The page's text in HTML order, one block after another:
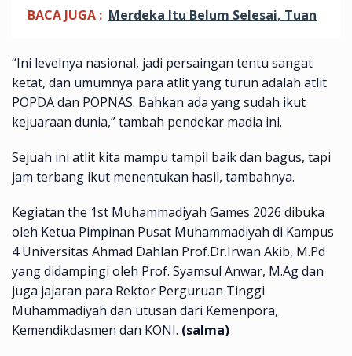
BACA JUGA : Merdeka Itu Belum Selesai, Tuan
“Ini levelnya nasional, jadi persaingan tentu sangat
ketat, dan umumnya para atlit yang turun adalah atlit
POPDA dan POPNAS. Bahkan ada yang sudah ikut
kejuaraan dunia,” tambah pendekar madia ini.
Sejuah ini atlit kita mampu tampil baik dan bagus, tapi
jam terbang ikut menentukan hasil, tambahnya.
Kegiatan the 1st Muhammadiyah Games 2026 dibuka
oleh Ketua Pimpinan Pusat Muhammadiyah di Kampus
4 Universitas Ahmad Dahlan Prof.Dr.Irwan Akib, M.Pd
yang didampingi oleh Prof. Syamsul Anwar, M.Ag dan
juga jajaran para Rektor Perguruan Tinggi
Muhammadiyah dan utusan dari Kemenpora,
Kemendikdasmen dan KONI. (salma)